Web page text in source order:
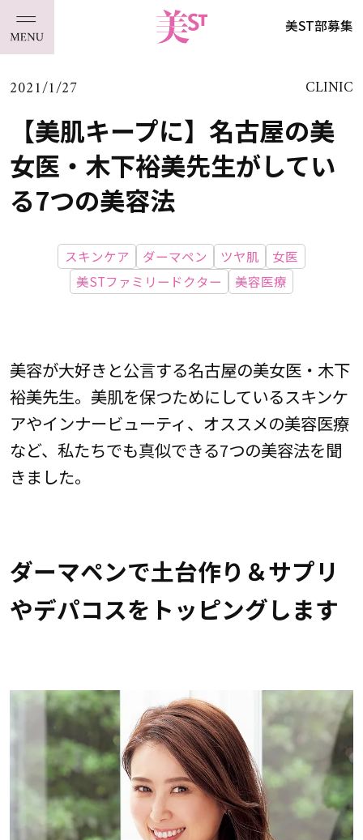
美ST部募集
2021/1/27 CLINIC
【美肌キープに】名古屋の美
女医・木下裕美先生がしてい
る7つの美容法
スキンケア ダーマペン ツヤ肌
女医
美STファミリードクター
美容医療
美容が大好きと公言する名古屋の美女医・木下
裕美先生。美肌を保つためにしているスキンケ
アやインナービューティ、オススメの美容医療
など、私たちでも真似できる7つの美容法を聞
きました。
ダーマペンで土台作り＆サプリ
やデパコスをトッピングします